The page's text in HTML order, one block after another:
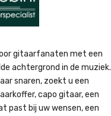
gitaarfanaten met een
achtergrond in de muziek.
snaren, zoekt u een
capo gitaar, een
past bij uw wensen, een